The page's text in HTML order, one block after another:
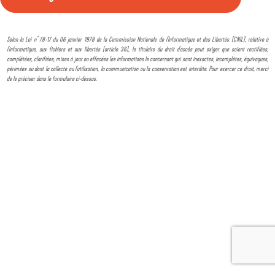
Selon la Loi n° 78-17 du 06 janvier 1978 de la Commission Nationale de l'Informatique et des Libertés (CNIL), relative à
l'informatique, aux fichiers et aux libertés (article 36), le titulaire du droit d'accès peut exiger que soient rectifiées,
complétées, clarifiées, mises à jour ou effacées les informations le concernant qui sont inexactes, incomplètes, équivoques,
périmées ou dont la collecte ou l'utilisation, la communication ou la conservation est interdite. Pour exercer ce droit, merci
de le préciser dans le formulaire ci-dessus.